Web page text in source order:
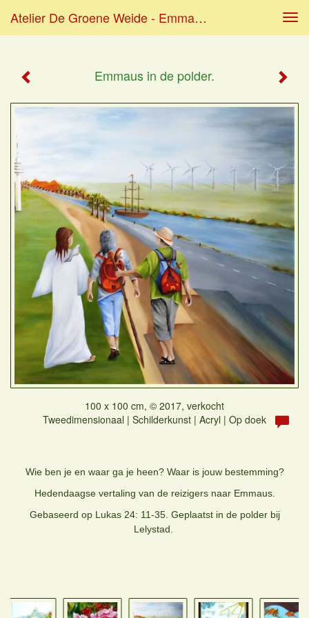
Atelier De Groene Weide - Emmaus In De Polder.
Emmaus in de polder.
100 x 100 cm, © 2017, verkocht
Tweedimensionaal | Schilderkunst | Acryl | Op doek
Wie ben je en waar ga je heen? Waar is jouw bestemming?
Hedendaagse vertaling van de reizigers naar Emmaus.
Gebaseerd op Lukas 24: 11-35. Geplaatst in de polder bij
Lelystad.